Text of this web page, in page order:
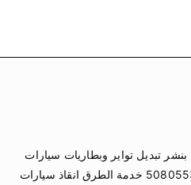
خدمة المساعدة على الطريق 50805535 خدمة الطرق انقاذ سيارات